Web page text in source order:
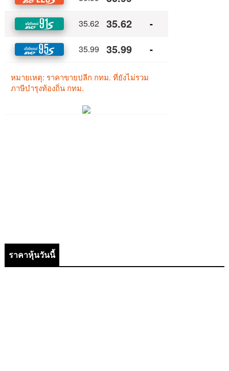
ราคาหุ้นวันนี้